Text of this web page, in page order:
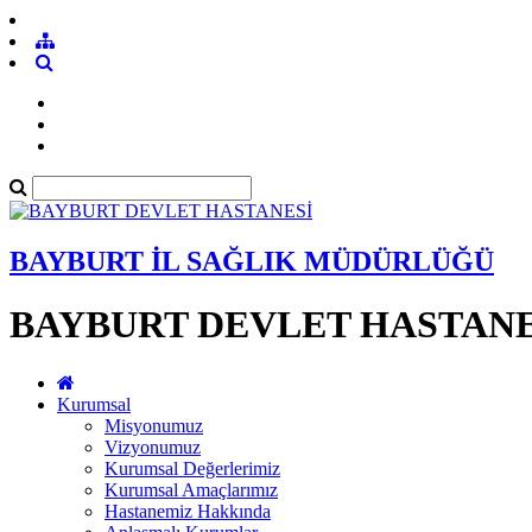
BAYBURT İL SAĞLIK MÜDÜRLÜĞÜ
BAYBURT DEVLET
Kurumsal
Misyonumuz
Vizyonumuz
Kurumsal Değerlerimiz
Kurumsal Amaçlarımız
Hastanemiz Hakkında